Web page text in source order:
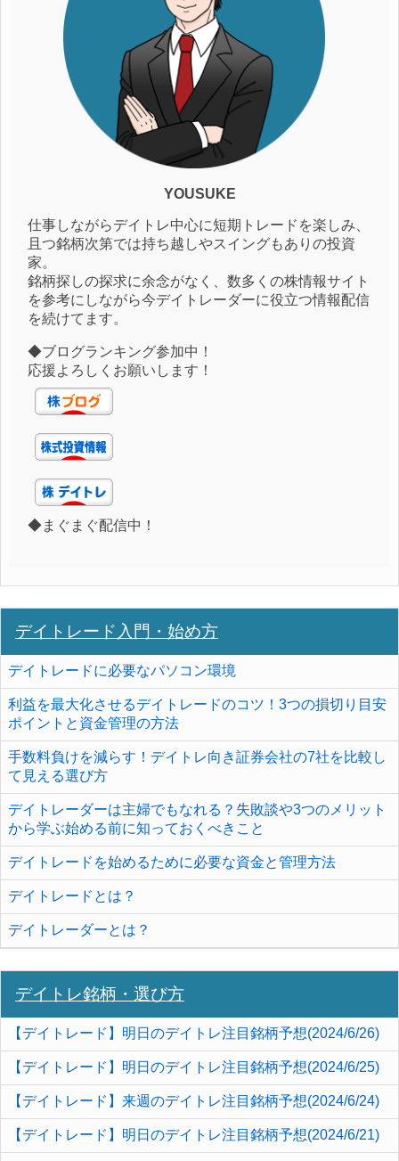
YOUSUKE
仕事しながらデイトレ中心に短期トレードを楽しみ、
且つ銘柄次第では持ち越しやスイングもありの投資
家。
銘柄探しの探求に余念がなく、数多くの株情報サイト
を参考にしながら今デイトレーダーに役立つ情報配信
を続けてます。
◆ブログランキング参加中！
応援よろしくお願いします！
◆まぐまぐ配信中！
デイトレード入門・始め方
デイトレードに必要なパソコン環境
利益を最大化させるデイトレードのコツ！3つの損切り目安
ポイントと資金管理の方法
手数料負けを減らす！デイトレ向き証券会社の7社を比較し
て見える選び方
デイトレーダーは主婦でもなれる？失敗談や3つのメリット
から学ぶ始める前に知っておくべきこと
デイトレードを始めるために必要な資金と管理方法
デイトレードとは？
デイトレーダーとは？
デイトレ銘柄・選び方
【デイトレード】明日のデイトレ注目銘柄予想(2024/6/26)
【デイトレード】明日のデイトレ注目銘柄予想(2024/6/25)
【デイトレード】来週のデイトレ注目銘柄予想(2024/6/24)
【デイトレード】明日のデイトレ注目銘柄予想(2024/6/21)